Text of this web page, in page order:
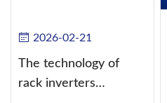
2026-02-21
The technology of
rack inverters